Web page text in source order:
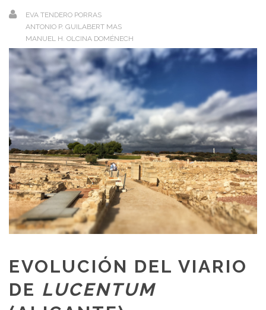
EVA TENDERO PORRAS
ANTONIO P. GUILABERT MAS
MANUEL H. OLCINA DOMÉNECH
EVOLUCIÓN DEL VIARIO
DE LUCENTUM